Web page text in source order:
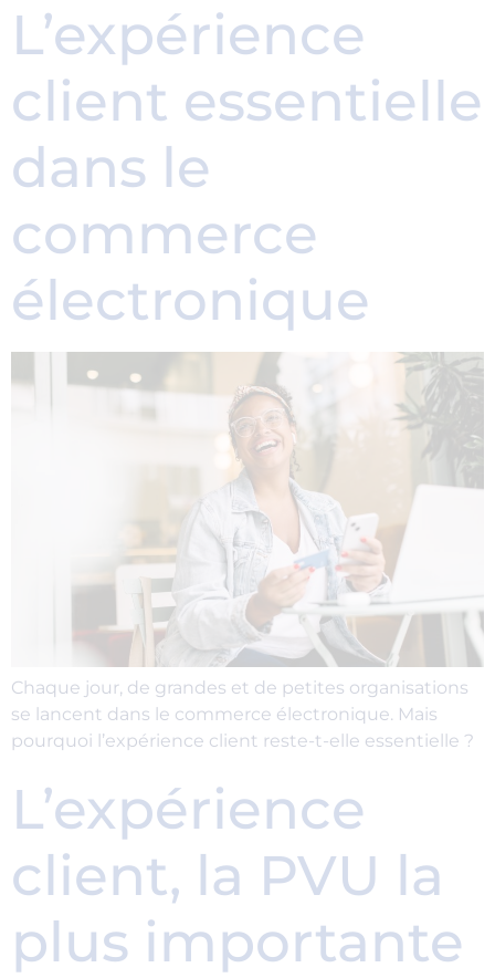
L’expérience
client essentielle
dans le
commerce
électronique
Chaque jour, de grandes et de petites organisations
se lancent dans le commerce électronique. Mais
pourquoi l’expérience client reste-t-elle essentielle ?
L’expérience
client, la PVU la
plus importante